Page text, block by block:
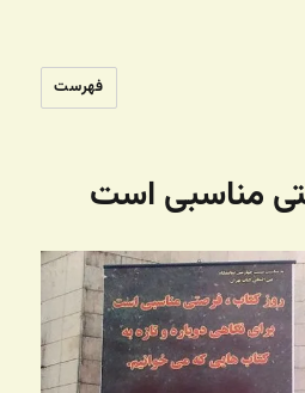
فهرست
مناسبی است